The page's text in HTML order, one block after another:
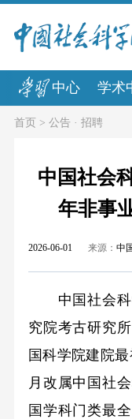
中心 学术
首页> 公告 · 招聘
中国社会
年非事
2026-06-01 来源： 中
中国社会
究院考古研究
国科学院建院
月改属中国社
国学科门类最